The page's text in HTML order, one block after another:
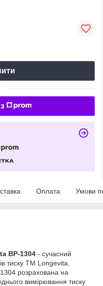
Оплата Умови
ВР-1304 - сучасний
тиску ТМ Longevita.
розрахована на
вимірювання тиску